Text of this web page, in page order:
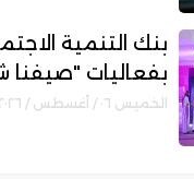
بنك التنمية
بفعاليات "صيفنا
2026" لتمكينالخميس ٠٦ / أغسطس / ٢٠٢٦